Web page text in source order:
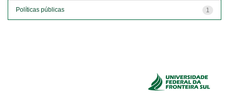
1
Políticas públicas